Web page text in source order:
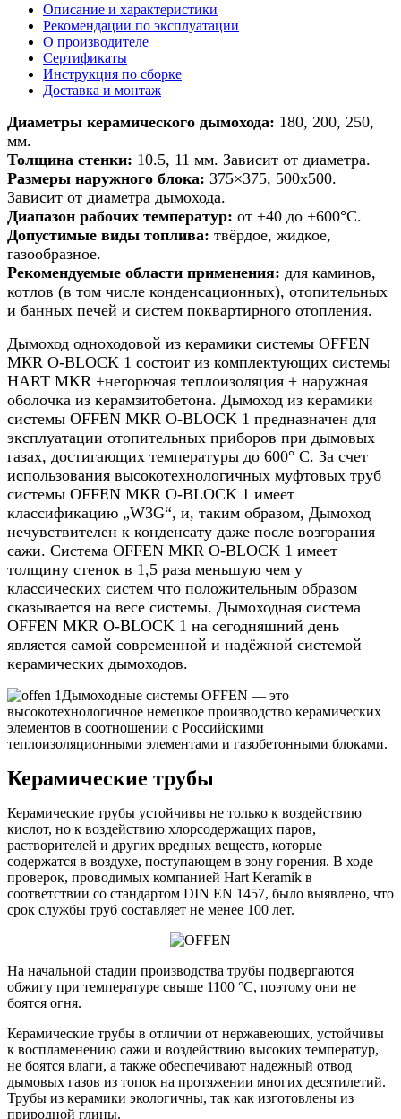
керамики
банной
печи/
печи/
камина/
котла
d
180мм
h
4м
Описание и характеристики
Рекомендации по эксплуатации
О производителе
Сертификаты
Инструкция по сборке
Доставка и монтаж
Диаметры керамического дымохода: 180, 200, 250,
мм.
Толщина стенки: 10.5, 11 мм. Зависит от диаметра.
Размеры наружного блока: 375×375, 500х500.
Зависит от диаметра дымохода.
Диапазон рабочих температур: от +40 до +600°С.
Допустимые виды топлива: твёрдое, жидкое,
газообразное.
Рекомендуемые области применения: для каминов,
котлов (в том числе конденсационных), отопительных
и банных печей и систем поквартирного отопления.
Дымоход одноходовой из керамики системы OFFEN
МКR O-BLOCK 1 состоит из комплектующих системы
HART MKR +негорючая теплоизоляция + наружная
оболочка из керамзитобетона. Дымоход из керамики
системы OFFEN МКR O-BLOCK 1 предназначен для
эксплуатации отопительных приборов при дымовых
газах, достигающих температуры до 600° C. За счет
использования высокотехнологичных муфтовых труб
системы OFFEN МКR O-BLOCK 1 имеет
классификацию „W3G“, и, таким образом, Дымоход
нечувствителен к конденсату даже после возгорания
сажи. Система OFFEN МКR O-BLOCK 1 имеет
толщину стенок в 1,5 раза меньшую чем у
классических систем что положительным образом
сказывается на весе системы. Дымоходная система
OFFEN МКR O-BLOCK 1 на сегодняшний день
является самой современной и надёжной системой
керамических дымоходов.
Дымоходные системы OFFEN — это
высокотехнологичное немецкое производство керамических
элементов в соотношении с Российскими
теплоизоляционными элементами и газобетонными блоками.
Керамические трубы
Керамические трубы устойчивы не только к воздействию
кислот, но к воздействию хлорсодержащих паров,
растворителей и других вредных веществ, которые
содержатся в воздухе, поступающем в зону горения. В ходе
проверок, проводимых компанией Hart Keramik в
соответствии со стандартом DIN EN 1457, было выявлено, что
срок службы труб составляет не менее 100 лет.
На начальной стадии производства трубы подвергаются
обжигу при температуре свыше 1100 °C, поэтому они не
боятся огня.
Керамические трубы в отличии от нержавеющих, устойчивы
к воспламенению сажи и воздействию высоких температур,
не боятся влаги, а также обеспечивают надежный отвод
дымовых газов из топок на протяжении многих десятилетий.
Трубы из керамики экологичны, так как изготовлены из
природной глины.